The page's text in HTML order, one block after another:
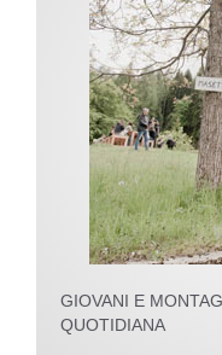
GIOVANI E
QUOTIDIANA